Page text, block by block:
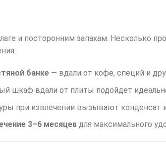
и посторонним запахам. Несколько
банке — вдали от кофе, специй и
шкаф вдали от плиты подойдет
при извлечении вызывают конденсат
3–6 месяцев для максимального